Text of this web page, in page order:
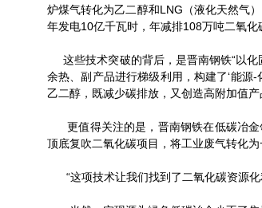
炉煤气转化为乙二醇和LNG（液化天然气
年发电10亿千瓦时，年减排108万吨二氧化
这些技术突破的背后，是晋南钢铁“以化
余热、副产品进行梯级利用，构建了‘能
乙二醇，既减少碳排放，又创造高附加值产
更值得关注的是，晋南钢铁在低碳冶金
顶底复吹二氧化碳项目，将工业废气转化
“这项技术让我们找到了二氧化碳资源化